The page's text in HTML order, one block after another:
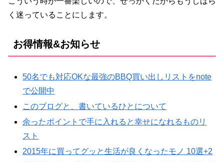
く迷っていることにします。
お得情報&お知らせ
50名でも対応OKな最強のBBQ買い出しリストをnote
で公開中
このブログと、書いているひとについて
余ったポイントで手に入れると幸せになれるものリ
スト
2015年に買ってグッと生活が良くなったモノ 10選+2